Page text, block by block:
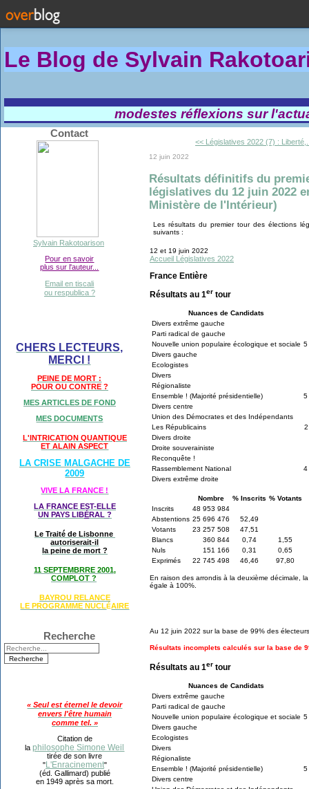
Le Blog de Sylvain Rakotoa
modestes réflexions sur
Contact
Sylvain Rakotoarison
Pour en savoir
plus sur l'auteur...
Email en tiscali
ou respublica ?
CHERS LECTEURS,
MERCI !
PEINE DE MORT :
POUR OU CONTRE ?
MES ARTICLES DE FOND
MES DOCUMENTS
L'INTRICATION QUANTIQUE
ET ALAIN ASPECT
LA CRISE MALGACHE DE
2009
VIVE LA FRANCE !
LA FRANCE EST-ELLE
UN PAYS LIBÉRAL ?
Le Traité de Lisbonne
autoriserait-il
la peine de mort ?
11 SEPTEMBRRE 2001,
COMPLOT ?
BAYROU RELANCE
LE PROGRAMME NUCLÉAIRE
Recherche
« Seul est éternel le devoir
envers l'être humain
comme tel. »
Citation de
laphilosophe Simone Weil
tirée de son livre
"L'Enracinement"
(éd. Gallimard) publié
en 1949 après sa mort.
<< Législatives 2022 (7) :
12 juin 2022
Résultats définitifs du
législatives du 12 juin 2022
Ministère de l'Intérieur)
Les résultats du premier tour des élections
suivants :
12 et 19 juin 2022
Accueil Législatives 2022
France Entière
Résultats au 1er tour
Nuances de Candidats
Divers extrême gauche
Parti radical de gauche
Nouvelle union populaire écologique et sociale 5
Divers gauche
Ecologistes
Divers
Régionaliste
Ensemble ! (Majorité présidentielle)
5
Divers centre
Union des Démocrates et des Indépendants
Les Républicains
Divers droite
Droite souverainiste
Reconquête !
Rassemblement National
4
Divers extrême droite
Nombre % Inscrits % Votants
Inscrits
48 953 984
Abstentions 25 696 476
52,49
Votants
23 257 508
47,51
Blancs
360 844 0,74
1,55
Nuls
151 166 0,31
0,65
Exprimés
22 745 498 46,46 97,80
En raison des arrondis à la deuxième décimale,
égale à 100%.
Au 12 juin 2022 sur la base de 99% des
Résultats incomplets calculés sur la base de
Résultats au 1er tour
Nuances de Candidats
Divers extrême gauche
Parti radical de gauche
Nouvelle union populaire écologique et sociale 5
Divers gauche
Ecologistes
Divers
Régionaliste
Ensemble ! (Majorité présidentielle)
5
Divers centre